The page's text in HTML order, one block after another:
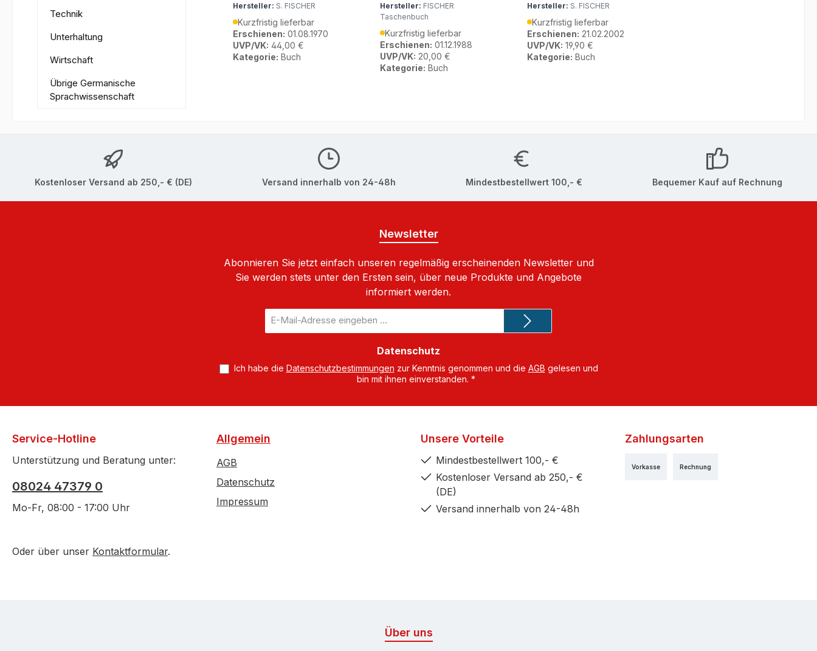
Technik
Unterhaltung
Wirtschaft
Übrige Germanische
Sprachwissenschaft
Hersteller: S. FISCHER
Kurzfristig lieferbar
Erschienen: 01.08.1970
UVP/VK: 44,00 €
Kategorie: Buch
Hersteller: FISCHER
Taschenbuch
Kurzfristig lieferbar
Erschienen: 01.12.1988
UVP/VK: 20,00 €
Kategorie: Buch
Hersteller: S. FISCHER
Kurzfristig lieferbar
Erschienen: 21.02.2002
UVP/VK: 19,90 €
Kategorie: Buch
Kostenloser Versand ab 250,- € (DE) Versand innerhalb von 24-48h Mindestbestellwert 100,- € Bequemer Kauf auf Rechnung
Newsletter
Abonnieren Sie jetzt einfach unseren regelmäßig erscheinenden Newsletter und
Sie werden stets unter den Ersten sein, über neue Produkte und Angebote
informiert werden.
Mail-
Adresse
Datenschutz
Ich habe die Datenschutzbestimmungen zur Kenntnis genommen und die AGB gelesen und
bin mit ihnen einverstanden. *
Service-Hotline
Unterstützung und Beratung unter:
08024 47379 0
Mo-Fr, 08:00 - 17:00 Uhr
Oder über unser Kontaktformular.
Allgemein
AGB
Datenschutz
Impressum
Unsere Vorteile
Mindestbestellwert 100,- €
Kostenloser Versand ab 250,- €
(DE)
Versand innerhalb von 24-48h
Zahlungsarten
Rechnung
Vorkasse
Über uns